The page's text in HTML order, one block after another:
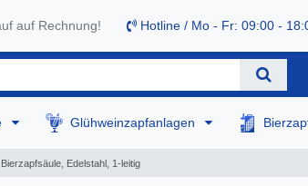
auf Rechnung! Hotline / Mo - Fr: 09:00 -
Glühweinzapfanlagen
Edelstahl, 1-leitig